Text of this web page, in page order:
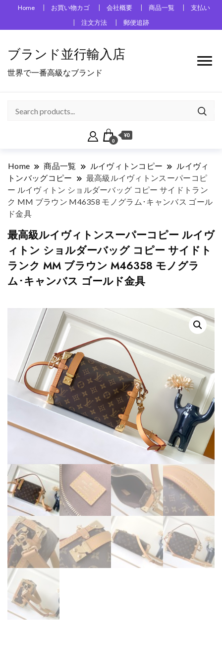
Home お買い物カゴ 会社概要 商品一覧
支払い
注文方法
郵便追跡
ブランド並行輸入店
世界で一番高級なブランド
0
¥0
Home 商品一覧 ルイヴィトンコピー
ルイヴィ
トンバッグコピー
最高級ルイヴィトンスーパーコピ
ー ルイヴィトン ショルダーバッグ コピー サイドトラン
ク MM ブラウン M46358 モノグラム･キャンバス ゴール
ド金具
最高級ルイヴィトンスーパーコピー ルイヴ
ィトン ショルダーバッグ コピー サイドト
ランク MM ブラウン M46358 モノグラ
ム･キャンバス ゴールド金具